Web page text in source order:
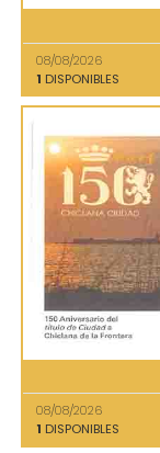
08/08/2026
1 DISPONIBLES
08/08/2026
1 DISPONIBLES